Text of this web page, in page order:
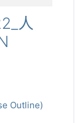
人
Outline)